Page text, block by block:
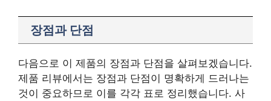
장점과 단점
다음으로 이 제품의 장점과 단점을 살펴보겠습니다.
제품 리뷰에서는 장점과 단점이 명확하게 드러나는
것이 중요하므로 이를 각각 표로 정리했습니다. 사